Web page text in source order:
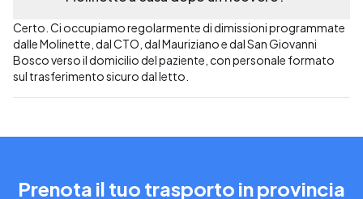
Certo. Ci occupiamo regolarmente di dimissioni programmate
dalle Molinette, dal CTO, dal Mauriziano e dal San Giovanni
Bosco verso il domicilio del paziente, con personale formato
sul trasferimento sicuro dal letto.
Prenota il tuo trasporto in provincia